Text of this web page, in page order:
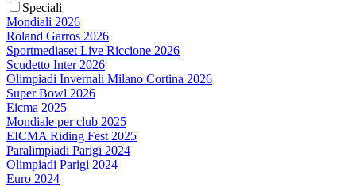
Speciali
Mondiali 2026
Roland Garros 2026
Sportmediaset Live Riccione 2026
Scudetto Inter 2026
Olimpiadi Invernali Milano Cortina 2026
Super Bowl 2026
Eicma 2025
Mondiale per club 2025
EICMA Riding Fest 2025
Paralimpiadi Parigi 2024
Olimpiadi Parigi 2024
Euro 2024